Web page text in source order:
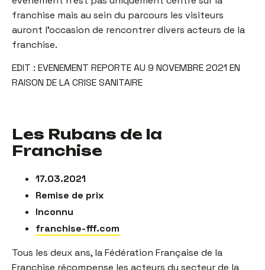
franchise mais au sein du parcours les visiteurs
auront l’occasion de rencontrer divers acteurs de la
franchise.
EDIT : EVENEMENT REPORTE AU 9 NOVEMBRE 2021 EN
RAISON DE LA CRISE SANITAIRE
Les Rubans de la
Franchise
17.03.2021
Remise de prix
Inconnu
franchise-fff.com
Tous les deux ans, la Fédération Française de la
Franchise récompense les acteurs du secteur de la